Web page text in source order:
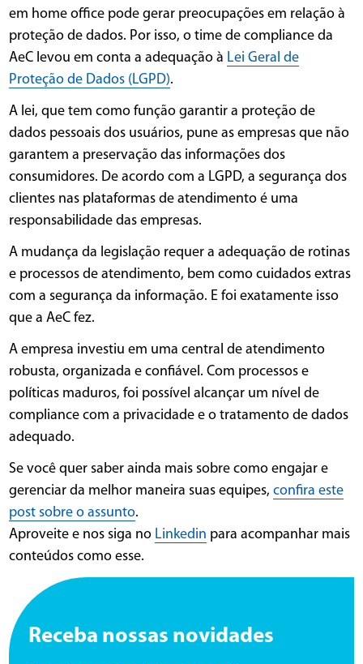
em home office pode gerar preocupações em relação à
proteção de dados. Por isso, o time de compliance da
AeC levou em conta a adequação à Lei Geral de
Proteção de Dados (LGPD).
A lei, que tem como função garantir a proteção de
dados pessoais dos usuários, pune as empresas que não
garantem a preservação das informações dos
consumidores. De acordo com a LGPD, a segurança dos
clientes nas plataformas de atendimento é uma
responsabilidade das empresas.
A mudança da legislação requer a adequação de rotinas
e processos de atendimento, bem como cuidados extras
com a segurança da informação. E foi exatamente isso
que a AeC fez.
A empresa investiu em uma central de atendimento
robusta, organizada e confiável. Com processos e
políticas maduros, foi possível alcançar um nível de
compliance com a privacidade e o tratamento de dados
adequado.
Se você quer saber ainda mais sobre como engajar e
gerenciar da melhor maneira suas equipes,confira este
post sobre o assunto.
Aproveite e nos siga no Linkedin para acompanhar mais
conteúdos como esse.
Receba nossas novidades